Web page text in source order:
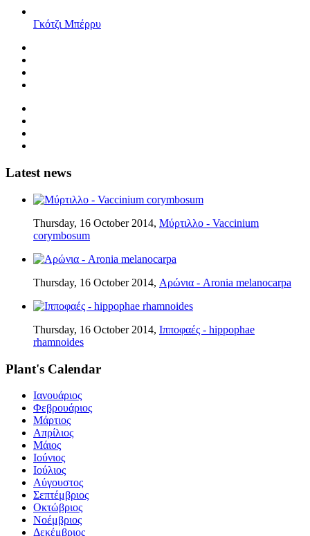
Γκότζι Μπέρρυ
Latest news
Thursday, 16 October 2014, Μύρτιλλο - Vaccinium
corymbosum
Thursday, 16 October 2014, Αρώνια - Aronia melanocarpa
Thursday, 16 October 2014, Ιπποφαές - hippophae
rhamnoides
Plant's Calendar
Ιανουάριος
Φεβρουάριος
Μάρτιος
Απρίλιος
Μάιος
Ιούνιος
Ιούλιος
Αύγουστος
Σεπτέμβριος
Οκτώβριος
Νοέμβριος
Δεκέμβριος